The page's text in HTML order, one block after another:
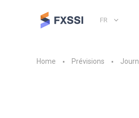
FR
Home Prévisions